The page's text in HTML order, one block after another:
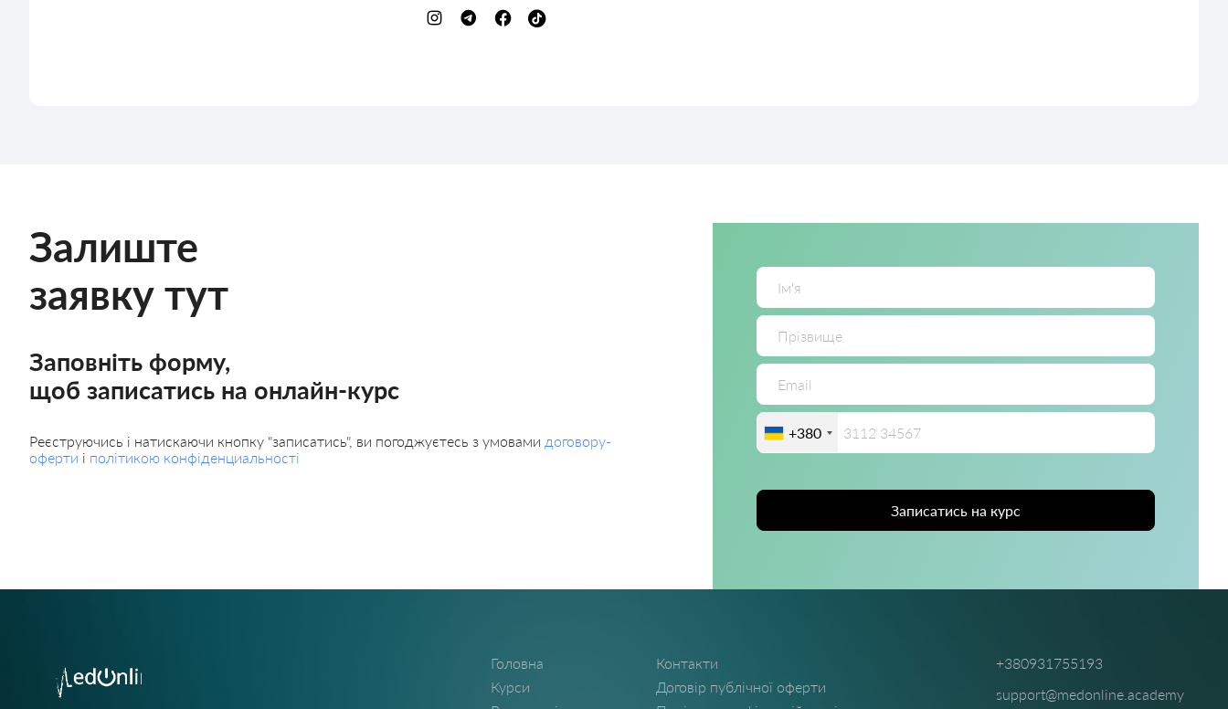
Залиште
заявку тут
Заповніть форму,
щоб записатись на онлайн-курс
Реєструючись і натискаючи кнопку "записатись", ви погоджуєтесь з умовами договору-
оферти і політикою конфіденциальності
+380
Записатись на курс
Головна
Курси
Контакти
Договір публічної оферти
+380931755193
support@medonline.academy